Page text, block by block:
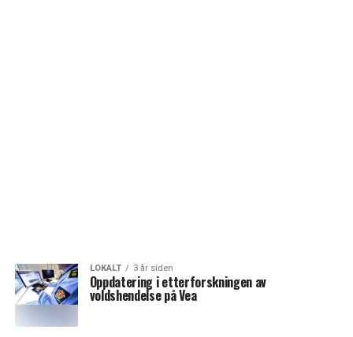
LOKALT 3 år siden
Oppdatering i etterforskningen av
voldshendelse på Vea